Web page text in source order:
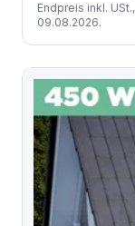
Endpreis inkl.
09.08.2026.